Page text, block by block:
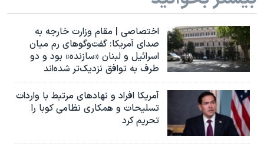
اختصاصی | مقام وزارت خارجه به
صدای آمریکا: گفت‌وگوهای رم میان
اسرائیل و لبنان «سازنده» بود و دو
طرف به توافق نزدیک‌تر شده‌اند
آمریکا افراد و نهادهای مرتبط با واردات
تسلیحات و همکاری نظامی کوبا را
تحریم کرد